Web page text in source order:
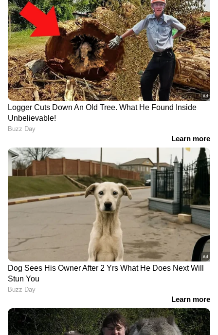
DOWNLOAD APP
RECOMMENDED STORIES
ചെണ്ടമേള സംഘത്തിന്
ആക്രമണം, 6 പേർക്ക്
വെട്ടേറ്റു, ഒരാൾ അറസ്റ്റിൽ
വാഗ്ദാനം ചെയ്ത്
യുവതിയിൽ നിന്നും പണം
തട്ടിയെടുത്തയാൾ
പിടിയിൽ